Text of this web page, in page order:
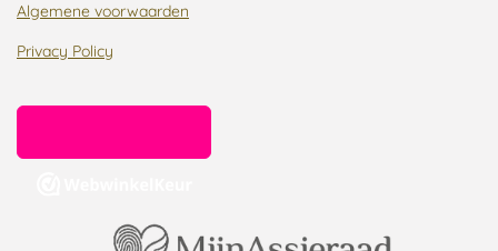
Algemene voorwaarden
Privacy Policy